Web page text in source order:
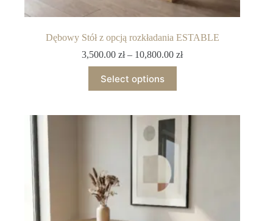
Dębowy Stół z opcją rozkładania ESTABLE
3,500.00zł – 10,800.00zł
Select options